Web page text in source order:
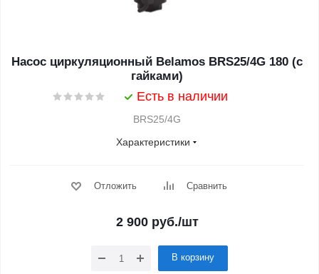
Насос циркуляционный Belamos BRS25/4G 180 (с
гайками)
Есть в наличии
BRS25/4G
Характеристики
Отложить Сравнить
2 900руб./шт
В корзину